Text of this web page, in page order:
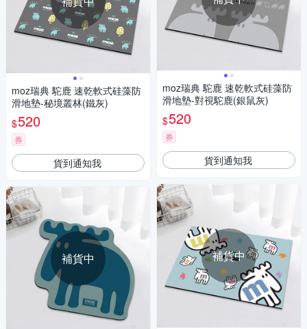
moz瑞典 駝鹿 速乾軟式硅藻防
滑地墊-秘境叢林(鐵灰)
$520
券
貨到通知我
補貨中
moz瑞典 駝鹿 速乾軟式硅藻防
滑地墊-對視駝鹿(銀鼠灰)
$520
券
貨到通知我
補貨中